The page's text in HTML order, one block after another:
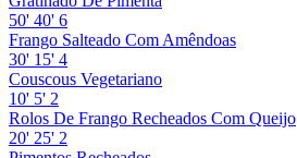
50' 40' 6
Frango Salteado Com Amêndoas
30' 15' 4
Couscous Vegetariano
10' 5' 2
Rolos De Frango Recheados Com Queijo
20' 25' 2